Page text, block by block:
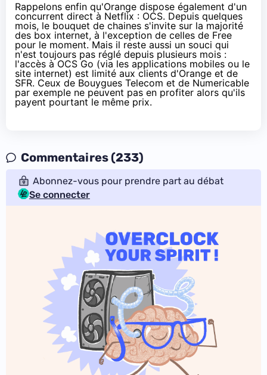
Rappelons enfin qu'Orange dispose également d'un
concurrent direct à Netflix : OCS. Depuis quelques
mois, le bouquet de chaines s'invite sur la majorité
des box internet, à l'exception de celles de Free
pour le moment. Mais il reste aussi un souci qui
n'est toujours pas réglé depuis plusieurs mois :
l'accès à OCS Go (via les applications mobiles ou le
site internet) est limité aux clients d'Orange et de
SFR. Ceux de Bouygues Telecom et de Numericable
par exemple ne peuvent pas en profiter alors qu'ils
payent pourtant le même prix.
Commentaires (233)
Abonnez-vous pour prendre part au débat
Se connecter